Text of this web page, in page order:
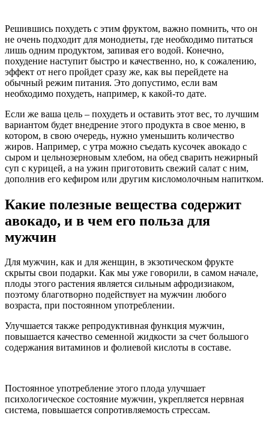
Решившись похудеть с этим фруктом, важно помнить, что он
не очень подходит для монодиеты, где необходимо питаться
лишь одним продуктом, запивая его водой. Конечно,
похудение наступит быстро и качественно, но, к сожалению,
эффект от него пройдет сразу же, как вы перейдете на
обычный режим питания. Это допустимо, если вам
необходимо похудеть, например, к какой-то дате.
Если же ваша цель – похудеть и оставить этот вес, то лучшим
вариантом будет внедрение этого продукта в свое меню, в
котором, в свою очередь, нужно уменьшить количество
жиров. Например, с утра можно съедать кусочек авокадо с
сыром и цельнозерновым хлебом, на обед сварить нежирный
суп с курицей, а на ужин приготовить свежий салат с ним,
дополнив его кефиром или другим кисломолочным напитком.
Какие полезные вещества содержит
авокадо, и в чем его польза для
мужчин
Для мужчин, как и для женщин, в экзотическом фрукте
скрыты свои подарки. Как мы уже говорили, в самом начале,
плоды этого растения является сильным афродизиаком,
поэтому благотворно подействует на мужчин любого
возраста, при постоянном употреблении.
Улучшается также репродуктивная функция мужчин,
повышается качество семенной жидкости за счет большого
содержания витаминов и фолиевой кислоты в составе.
Постоянное употребление этого плода улучшает
психологическое состояние мужчин, укрепляется нервная
система, повышается сопротивляемость стрессам.